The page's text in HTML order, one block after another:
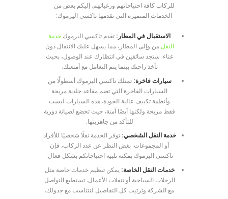
للركاب كافة احتياجاتهم ورغباتهم. إليكم بعض من
الخدمات المتميزة التي تقدمها تاكسي اليرموك:
الاستقبال في المطار: تقدم تاكسي اليرموك خدمة
النقلمن وإلى المطار، مما يسهل عليك الانتقال دون
عناء. ستجد سائقين في انتظارك عند الوصول، بحيث
تأخذ راحتك بينما يتم التعامل مع أمتعتك.
سيارات فاخرة: تمتلك تاكسي اليرموك أسطولًا من
السيارات الفاخرة التي تضم مقاعد جلدية مريحة
وأنظمة تكييف عالية الجودة. هذه السيارات ليست
فقط مريحة ولكنها أيضًا آمنة، حيث تخضع لصيانة دورية
للتأكد من جاهزيتها.
خدمة النقل الشخصي: توفر الخدمة نقلًا شخصيًا للأفراد
أو المجموعات. بغض النظر عن عدد الركاب، فإن
تاكسي اليرموك يمكنه تلبية احتياجاتكم بشكل فعال.
خدمات النقل الخاصة: يمكن تنظيم خدمات خاصة مثل
الرحلات السياحية أو تنقلات الأعمال. تستطيع التواصل
مع الشركة وترتيب كل التفاصيل لتتناسب مع جدولك.